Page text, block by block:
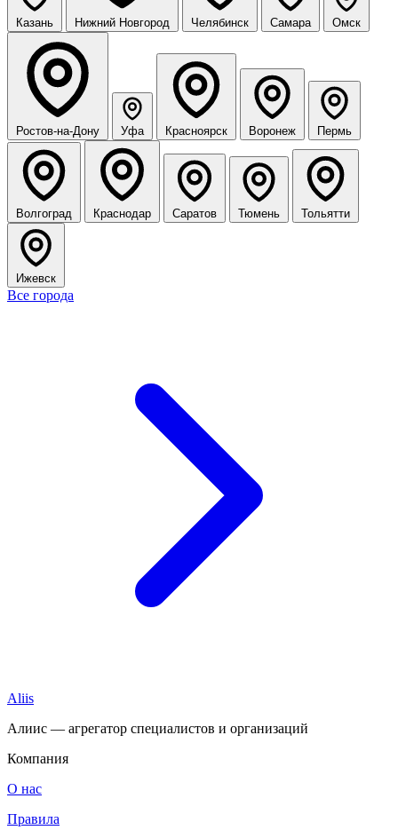
Казань Нижний Новгород Челябинск Самара Омск
Ростов-на-Дону Уфа Красноярск Воронеж Пермь
Волгоград Краснодар Саратов Тюмень Тольятти
Ижевск
Все города
Aliis
Алиис — агрегатор специалистов и организаций
Компания
О нас
Правила